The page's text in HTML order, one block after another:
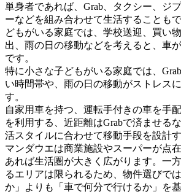
単身者であれば、Grab、タクシー、ジ
ーなどを組み合わせて生活することも
どもがいる家庭では、学校送迎、買い
出、雨の日の移動などを考えると、車
です。
特に小さな子どもがいる家庭では、
い時間帯や、雨の日の移動がストレス
す。
自家用車を持つ、運転手付きの車を手
を利用する、近距離はGrabで済ませる
活スタイルに合わせて移動手段を設計
マンダウエは商業施設やスーパーが点
あれば生活圏が大きく広がります。一
るエリアは限られるため、物件選びで
か」よりも「車で何分で行けるか」を